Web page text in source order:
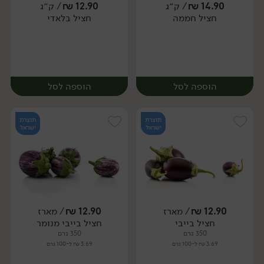
יח׳ יח׳
14.90
₪/ ק״ג
חציל חממה
הוספה לסל
יח׳ ק״ג
12.90
₪/ ק״ג
חציל בלאדי
הוספה לסל
יח׳ ק״ג
תוצרת
ישראל
12.90
₪/ מארז
חציל בייבי
350 גרם
3.69 ₪ ל-100 גרם
תוצרת
ישראל
12.90
₪/ מארז
חציל בייבי מנומר
350 גרם
3.69 ₪ ל-100 גרם